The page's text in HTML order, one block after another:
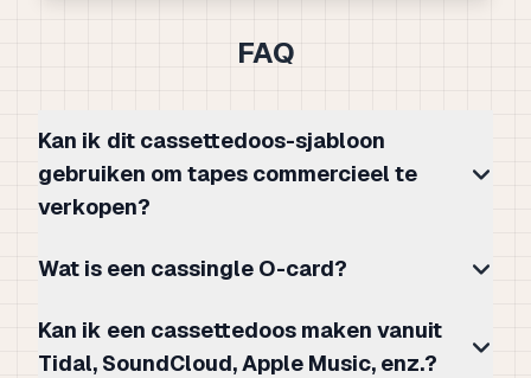
FAQ
Kan ik dit cassettedoos-sjabloon
gebruiken om tapes commercieel te
verkopen?
Wat is een cassingle O-card?
Kan ik een cassettedoos maken vanuit
Tidal, SoundCloud, Apple Music, enz.?